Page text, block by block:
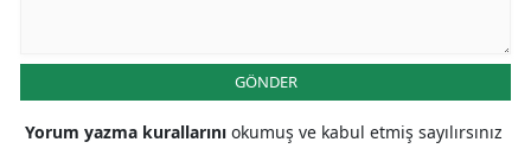
GÖNDER
Yorum yazma kurallarını okumuş ve kabul etmiş sayılırsınız